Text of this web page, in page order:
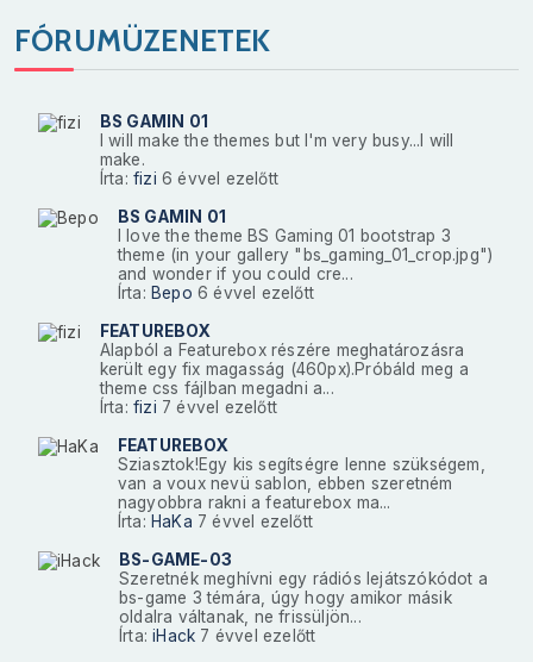
FÓRUMÜZENETEK
BS GAMIN 01
I will make the themes but I'm very busy...I will
make.
Írta:fizi 6 évvel ezelőtt
BS GAMIN 01
I love the theme BS Gaming 01 bootstrap 3
theme (in your gallery "bs_gaming_01_crop.jpg")
and wonder if you could cre...
Írta: Bepo 6 évvel ezelőtt
FEATUREBOX
Alapból a Featurebox részére meghatározásra
került egy fix magasság (460px).Próbáld meg a
theme css fájlban megadni a...
Írta:fizi 7 évvel ezelőtt
FEATUREBOX
Sziasztok!Egy kis segítségre lenne szükségem,
van a voux nevü sablon, ebben szeretném
nagyobbra rakni a featurebox ma...
Írta: HaKa 7 évvel ezelőtt
BS-GAME-03
Szeretnék meghívni egy rádiós lejátszókódot a
bs-game 3 témára, úgy hogy amikor másik
oldalra váltanak, ne frissüljön...
Írta:iHack 7 évvel ezelőtt